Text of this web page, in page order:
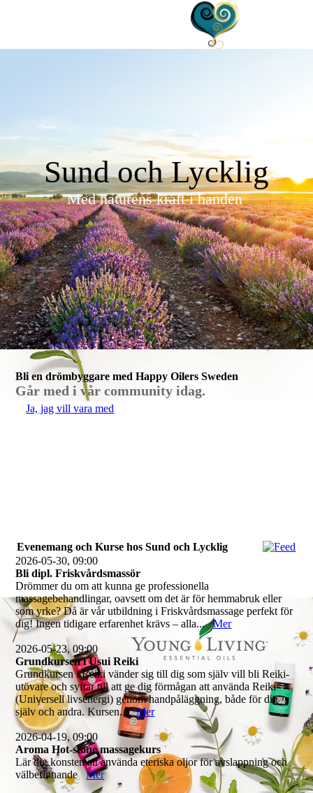
Sund och Lycklig
Med naturens kraft i handen
Bli en drömbyggare med Happy Oilers Sweden
Går med i vår community idag.
Ja, jag vill vara med
Evenemang och Kurse hos Sund och Lycklig
2026-05-30, 09:00
Bli dipl. Friskvårdsmassör
Drömmer du om att kunna ge professionella
massagebehandlingar, oavsett om det är för hemmabruk eller
som yrke? Då är vår utbildning i Friskvårdsmassage perfekt för
dig! Ingen tidigare erfarenhet krävs – alla...Mer
2026-05-23, 09:00
Grundkursen i Usui Reiki
Grundkursen i Reiki vänder sig till dig som själv vill bli Reiki-
utövare och syftar till att ge dig förmågan att använda Reiki
(Universell livsenergi) genom handpåläggning, både för dig
själv och andra. Kursen...Mer
2026-04-19, 09:00
Aroma Hot-stone massagekurs
Lär dig konsten att använda eteriska oljor för avslappning och
välbefinnandeMer